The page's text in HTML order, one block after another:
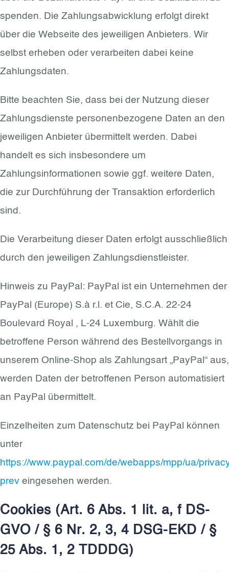
spenden. Die Zahlungsabwicklung erfolgt direkt
über die Webseite des jeweiligen Anbieters. Wir
selbst erheben oder verarbeiten dabei keine
Zahlungsdaten.
Bitte beachten Sie, dass bei der Nutzung dieser
Zahlungsdienste personenbezogene Daten an den
jeweiligen Anbieter übermittelt werden. Dabei
handelt es sich insbesondere um
Zahlungsinformationen sowie ggf. weitere Daten,
die zur Durchführung der Transaktion erforderlich
sind.
Die Verarbeitung dieser Daten erfolgt ausschließlich
durch den jeweiligen Zahlungsdienstleister.
Hinweis zu PayPal: PayPal ist ein Unternehmen der
PayPal (Europe) S.à r.l. et Cie, S.C.A. 22-24
Boulevard Royal , L-24 Luxemburg. Wählt die
betroffene Person während des Bestellvorgangs in
unserem Online-Shop als Zahlungsart „PayPal“ aus,
werden Daten der betroffenen Person automatisiert
an PayPal übermittelt.
Einzelheiten zum Datenschutz bei PayPal können
unter
https://www.paypal.com/de/webapps/mpp/ua/
prev eingesehen werden.
Cookies (Art. 6 Abs. 1 lit. a, f DS-
GVO / § 6 Nr. 2, 3, 4 DSG-EKD / §
25 Abs. 1, 2 TDDDG)